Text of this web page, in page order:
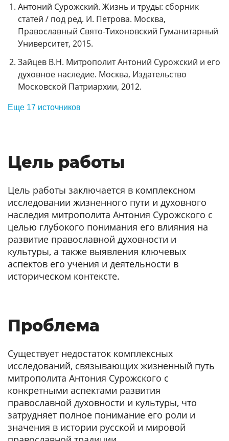
Антоний Сурожский. Жизнь и труды: сборник
статей / под ред. И. Петрова. Москва,
Православный Свято-Тихоновский Гуманитарный
Университет, 2015.
Зайцев В.Н. Митрополит Антоний Сурожский и его
духовное наследие. Москва, Издательство
Московской Патриархии, 2012.
Еще 17 источников
Цель работы
Цель работы заключается в комплексном
исследовании жизненного пути и духовного
наследия митрополита Антония Сурожского с
целью глубокого понимания его влияния на
развитие православной духовности и
культуры, а также выявления ключевых
аспектов его учения и деятельности в
историческом контексте.
Проблема
Существует недостаток комплексных
исследований, связывающих жизненный путь
митрополита Антония Сурожского с
конкретными аспектами развития
православной духовности и культуры, что
затрудняет полное понимание его роли и
значения в истории русской и мировой